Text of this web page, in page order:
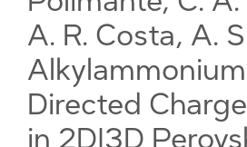
A. R. Costa, A.
Directed
in 2D|3D